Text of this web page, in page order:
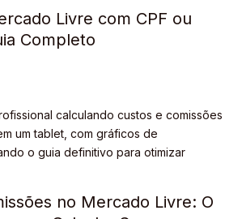
Livre com CPF ou
Completo
no Mercado Livre: O